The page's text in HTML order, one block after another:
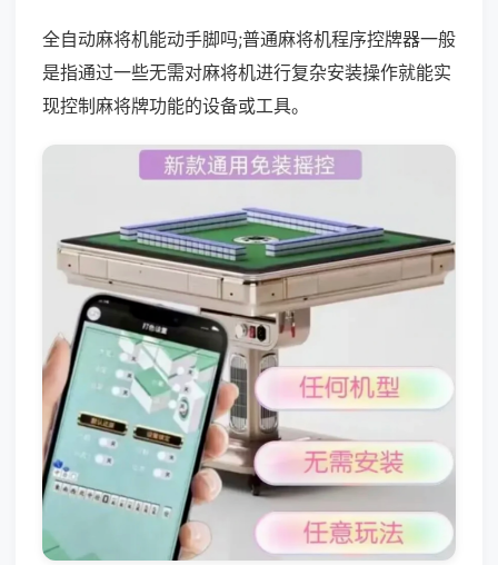
全自动麻将机能动手脚吗;普通麻将机程序控牌器一般
是指通过一些无需对麻将机进行复杂安装操作就能实
现控制麻将牌功能的设备或工具。